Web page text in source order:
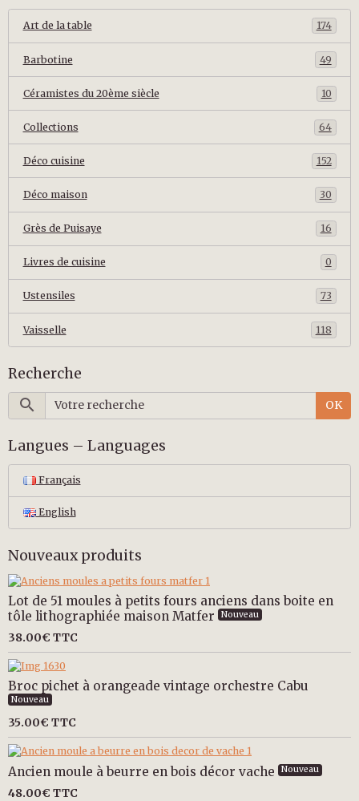
Art de la table 174
Barbotine 49
Céramistes du 20ème siècle 10
Collections 64
Déco cuisine 152
Déco maison 30
Grès de Puisaye 16
Livres de cuisine 0
Ustensiles 73
Vaisselle 118
Recherche
OK
Langues – Languages
Français
English
Nouveaux produits
Lot de 51 moules à petits fours anciens dans boite en
tôle lithographiée maison Matfer
Nouveau
38.00€ TTC
Broc pichet à orangeade vintage orchestre Cabu
Nouveau
35.00€ TTC
Ancien moule à beurre en bois décor vache Nouveau
48.00€ TTC